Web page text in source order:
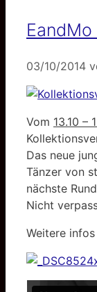
03/10/2014
Vom 13.10 –
Das neue
Tänzer von
nächste
Nicht
Weitere infos